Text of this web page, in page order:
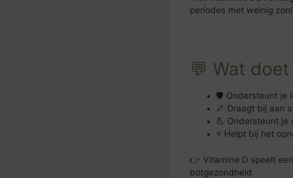
periodes met weinig
💬 Wat
🛡️ Ondersteunt je
🦴 Draagt bij aan
💪 Ondersteunt je
⚡ Helpt bij het
👉 Vitamine D speelt
botgezondheid